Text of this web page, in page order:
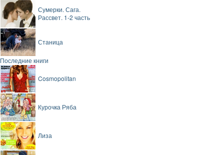
Сумерки. Сага.
Рассвет. 1-2 часть
Станица
Последние книги
Cosmopolitan
Курочка Ряба
Лиза